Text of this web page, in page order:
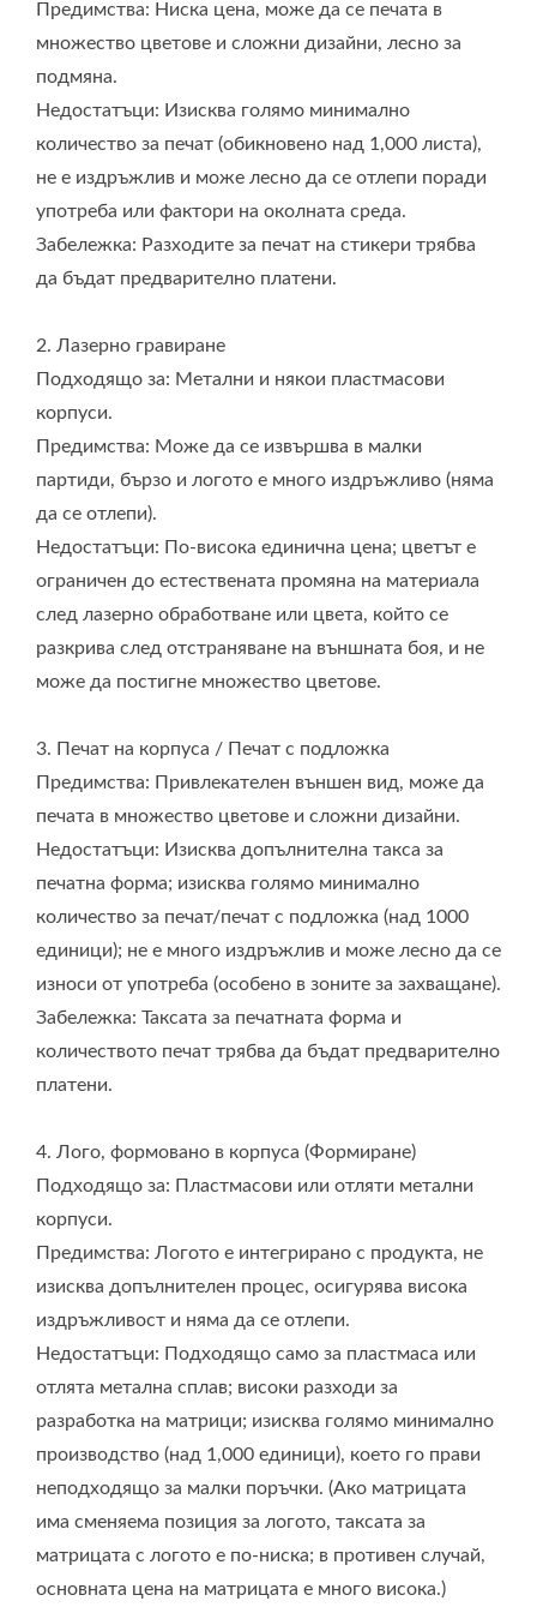
(Формиране) Подходящо за: Пластмасови или отляти
метални корпуси. Предимства: Логото е интегрирано с
продукта, не изисква допълнителен процес, осигурява
висока издръжливост и няма да се отлепи. Недостатъци:
Подходящо само за пластмаса или отлята метална сплав;
високи разходи за разработка на матрици; изисква голямо
минимално производство (над 1,000 единици), което го
прави неподходящо за малки поръчки. (Ако матрицата има
сменяема позиция за логото, таксата за матрицата с логото
е по-ниска; в противен случай, основната цена на
производството на матрицата и количеството на корпуса
трябва да бъдат предварително платени. Препоръка :
Изборът на метод за брандиране зависи от количеството
на поръчката, бюджета, позиционирането на марката и
необходимата издръжливост на логото. Препоръчваме да
ни предоставите модела на продукта и вашето
приблизително количество за покупка, за да можем да ви
предложим по-точна оферта и конкретни съвети. Имейл:
gison@seed.net.tw ; sales@gison.com
Предимства: Ниска цена, може да се печата в
множество цветове и сложни дизайни, лесно за
подмяна.
Недостатъци: Изисква голямо минимално
количество за печат (обикновено над 1,000 листа),
не е издръжлив и може лесно да се отлепи поради
употреба или фактори на околната среда.
Забележка: Разходите за печат на стикери трябва
да бъдат предварително платени.
2. Лазерно гравиране
Подходящо за: Метални и някои пластмасови
корпуси.
Предимства: Може да се извършва в малки
партиди, бързо и логото е много издръжливо (няма
да се отлепи).
Недостатъци: По-висока единична цена; цветът е
ограничен до естествената промяна на материала
след лазерно обработване или цвета, който се
разкрива след отстраняване на външната боя, и не
може да постигне множество цветове.
3. Печат на корпуса / Печат с подложка
Предимства: Привлекателен външен вид, може да
печата в множество цветове и сложни дизайни.
Недостатъци: Изисква допълнителна такса за
печатна форма; изисква голямо минимално
количество за печат/печат с подложка (над 1000
единици); не е много издръжлив и може лесно да се
износи от употреба (особено в зоните за захващане).
Забележка: Таксата за печатната форма и
количеството печат трябва да бъдат предварително
платени.
4. Лого, формовано в корпуса (Формиране)
Подходящо за: Пластмасови или отляти метални
корпуси.
Предимства: Логото е интегрирано с продукта, не
изисква допълнителен процес, осигурява висока
издръжливост и няма да се отлепи.
Недостатъци: Подходящо само за пластмаса или
отлята метална сплав; високи разходи за
разработка на матрици; изисква голямо минимално
производство (над 1,000 единици), което го прави
неподходящо за малки поръчки. (Ако матрицата
има сменяема позиция за логото, таксата за
матрицата с логото е по-ниска; в противен случай,
основната цена на матрицата е много висока.)